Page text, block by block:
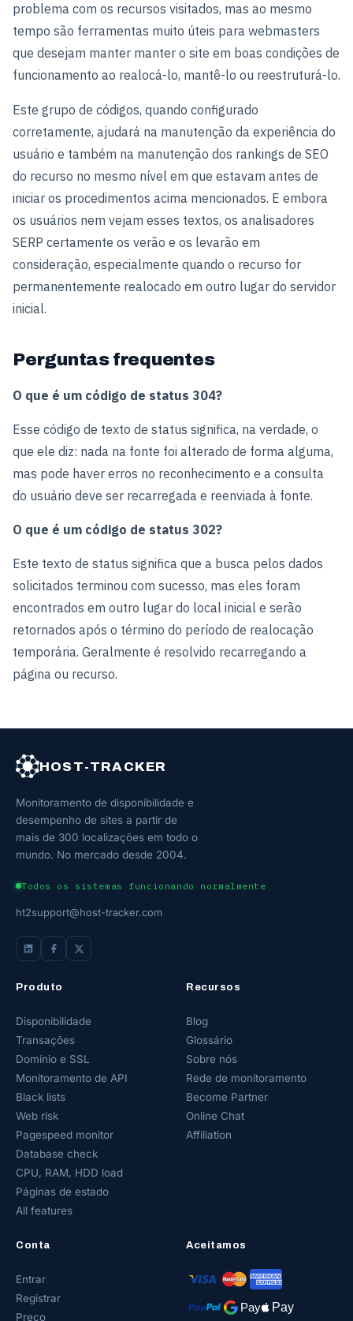
problema com os recursos visitados, mas ao mesmo
tempo são ferramentas muito úteis para webmasters
que desejam manter manter o site em boas condições de
funcionamento ao realocá-lo, mantê-lo ou reestruturá-lo.
Este grupo de códigos, quando configurado
corretamente, ajudará na manutenção da experiência do
usuário e também na manutenção dos rankings de SEO
do recurso no mesmo nível em que estavam antes de
iniciar os procedimentos acima mencionados. E embora
os usuários nem vejam esses textos, os analisadores
SERP certamente os verão e os levarão em
consideração, especialmente quando o recurso for
permanentemente realocado em outro lugar do servidor
inicial.
Perguntas frequentes
O que é um código de status 304?
Esse código de texto de status significa, na verdade, o
que ele diz: nada na fonte foi alterado de forma alguma,
mas pode haver erros no reconhecimento e a consulta
do usuário deve ser recarregada e reenviada à fonte.
O que é um código de status 302?
Este texto de status significa que a busca pelos dados
solicitados terminou com sucesso, mas eles foram
encontrados em outro lugar do local inicial e serão
retornados após o término do período de realocação
temporária. Geralmente é resolvido recarregando a
página ou recurso.
HOST-TRACKER
Monitoramento de disponibilidade e
desempenho de sites a partir de
mais de 300 localizações em todo o
mundo. No mercado desde 2004.
Todos os sistemas funcionando normalmente
ht2support@host-tracker.com
Produto
Disponibilidade
Transações
Domínio e SSL
Monitoramento de API
Black lists
Web risk
Pagespeed monitor
Database check
CPU, RAM, HDD load
Páginas de estado
All features
Recursos
Blog
Glossário
Sobre nós
Rede de monitoramento
Become Partner
Online Chat
Affiliation
Conta
Entrar
Registrar
Preço
Aceitamos